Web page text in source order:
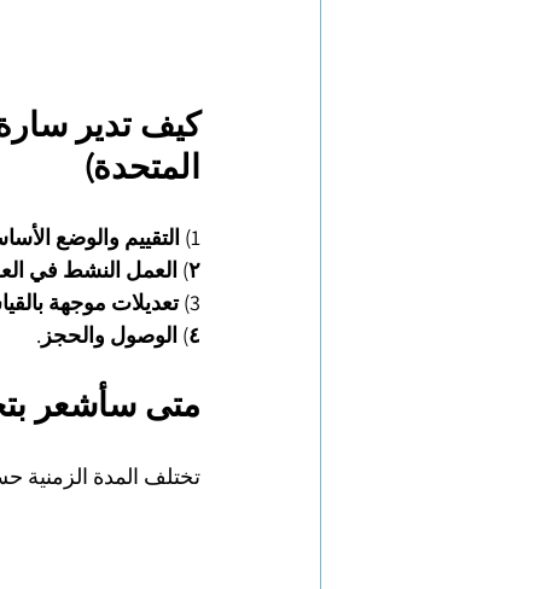
كيف تدير
المتحدة)
1) التقييم والوضع الأساسي:
٢) العمل النشط في العلاج السلوكي المعرفي.
3) تعديلات موجهة بالقياس.
٤) الوصول والحجز.
متى سأشعر
تختلف المدة